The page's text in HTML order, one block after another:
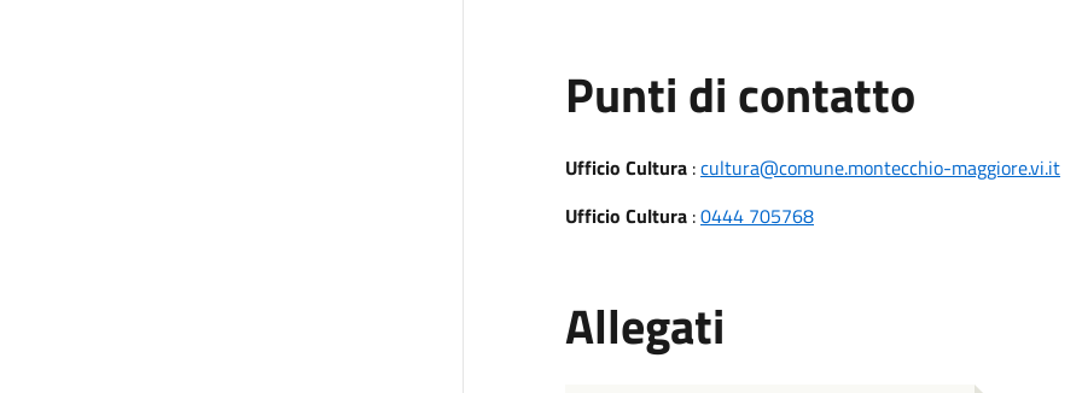
Punti di contatto
Ufficio Cultura:cultura@comune.montecchio-maggiore.vi.it
Ufficio Cultura:0444 705768
Allegati